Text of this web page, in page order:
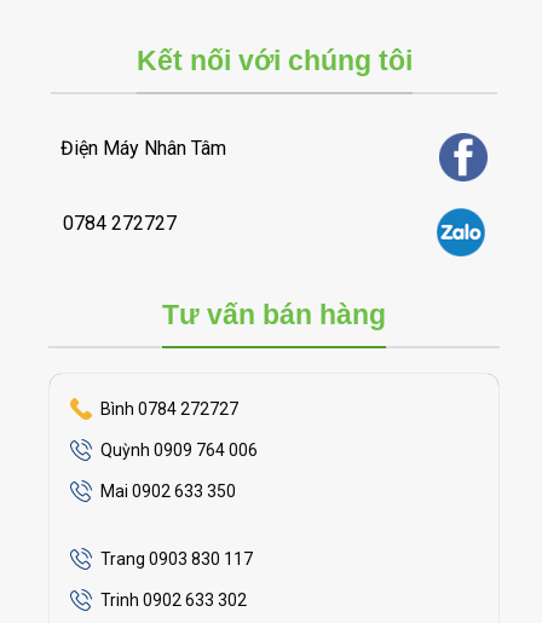
Kết nối với chúng tôi
Điện Máy Nhân Tâm
0784 272727
Tư vấn bán hàng
Bình 0784 272727
Quỳnh 0909 764 006
Mai 0902 633 350
Trang 0903 830 117
Trinh 0902 633 302